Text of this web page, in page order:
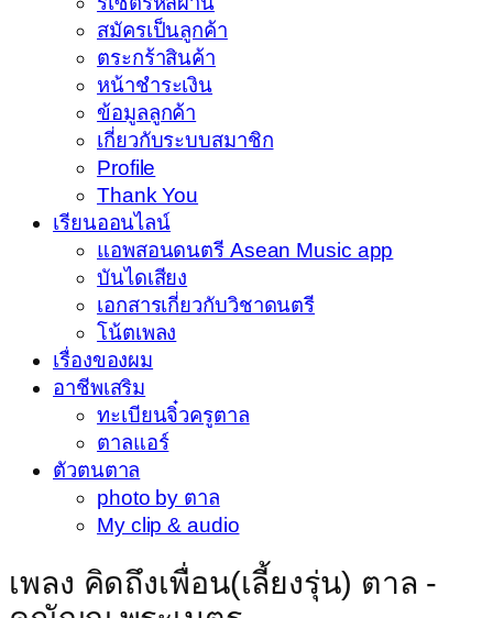
สมัครเป็นลูกค้า
ตระกร้าสินค้า
หน้าชำระเงิน
ข้อมูลลูกค้า
เกี่ยวกับระบบสมาชิก
Profile
Thank You
เรียนออนไลน์
แอพสอนดนตรี Asean Music app
บันไดเสียง
เอกสารเกี่ยวกับวิชาดนตรี
โน้ตเพลง
เรื่องของผม
อาชีพเสริม
ทะเบียนจิ๋วครูตาล
ตาลแอร์
ตัวตนตาล
photo by ตาล
My clip & audio
เพลง คิดถึงเพื่อน(เลี้ยงรุ่น) ตาล -